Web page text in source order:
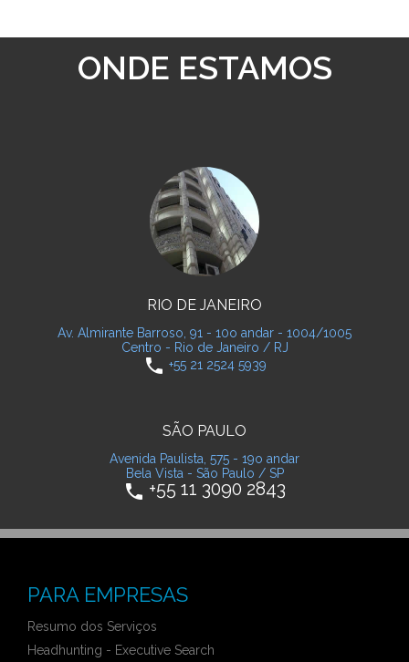
ONDE ESTAMOS
RIO DE JANEIRO
Av. Almirante Barroso, 91 - 10o andar - 1004/1005
Centro - Rio de Janeiro / RJ
phone +55 21 2524 5939
SÃO PAULO
Avenida Paulista, 575 - 19o andar
Bela Vista - São Paulo / SP
phone +55 11 3090 2843
PARA EMPRESAS
Resumo dos Serviços
Headhunting - Executive Search